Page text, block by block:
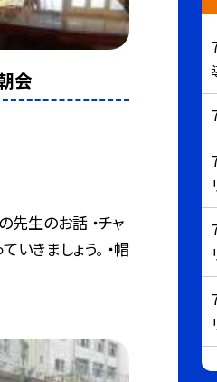
会
生のお話 ・チャ
きましょう。 ・帽